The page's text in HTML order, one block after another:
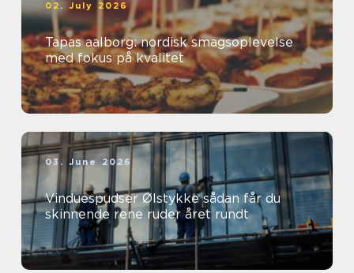
02. July 2026
Tapas aalborg: nordisk smagsoplevelse
med fokus på kvalitet
03. June 2026
Vinduespudser Ølstykke sådan får du
skinnende rene ruder året rundt